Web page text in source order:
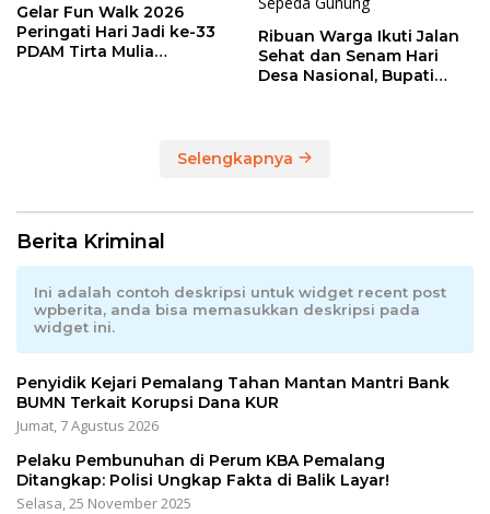
Gelar Fun Walk 2026
Peringati Hari Jadi ke-33
PDAM Tirta Mulia
Ribuan Warga Ikuti Jalan
Sehat dan Senam Hari
Desa Nasional, Bupati
Selengkapnya
Berita Kriminal
Ini adalah contoh deskripsi untuk widget recent post
wpberita, anda bisa memasukkan deskripsi pada
widget ini.
Penyidik Kejari Pemalang Tahan Mantan Mantri Bank
BUMN Terkait Korupsi Dana KUR
Jumat, 7 Agustus 2026
Pelaku Pembunuhan di Perum KBA Pemalang
Ditangkap: Polisi Ungkap Fakta di Balik Layar!
Selasa, 25 November 2025